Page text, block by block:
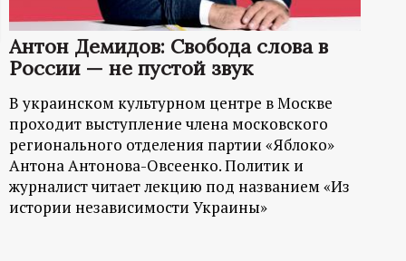
а
ц
и
о
н
Антон Демидов: Свобода слова в
России — не пустой звук
В украинском культурном центре в Москве
проходит выступление члена московского
регионального отделения партии «Яблоко»
Антона Антонова-Овсеенко. Политик и
журналист читает лекцию под названием «Из
истории независимости Украины»